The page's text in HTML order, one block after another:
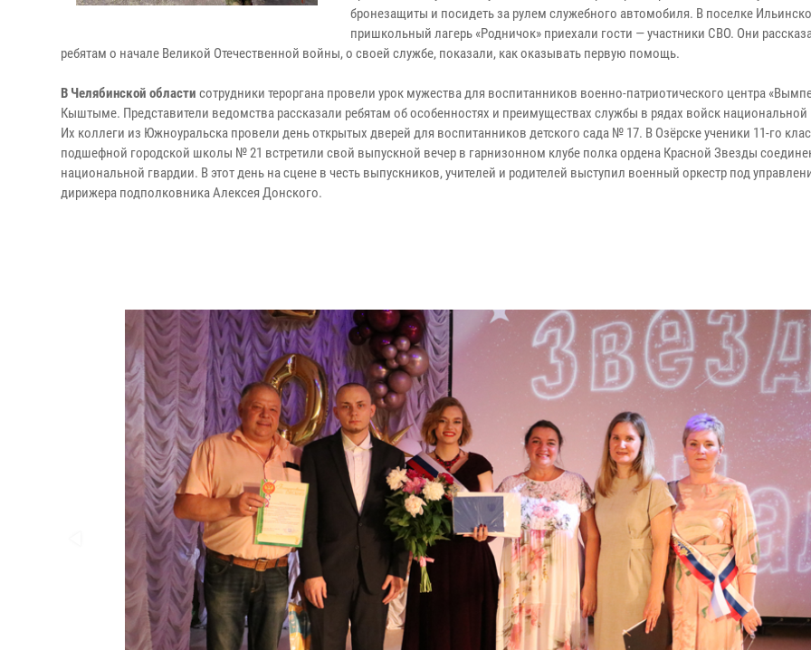
бронезащиты и посидеть за рулем служебного автомобиля. В поселке
пришкольный лагерь «Родничок» приехали гости — участники СВО. Они
ребятам о начале Великой Отечественной войны, о своей службе, показали, как оказывать первую помощь.
В Челябинской области сотрудники тероргана провели урок мужества для воспитанников военно-патриотического центра
Кыштыме. Представители ведомства рассказали ребятам об особенностях и преимуществах службы в рядах войск национальной
Их коллеги из Южноуральска провели день открытых дверей для воспитанников детского сада № 17. В Озёрске ученики 11-го
подшефной городской школы № 21 встретили свой выпускной вечер в гарнизонном клубе полка ордена Красной Звезды
национальной гвардии. В этот день на сцене в честь выпускников, учителей и родителей выступил военный оркестр под
дирижера подполковника Алексея Донского.